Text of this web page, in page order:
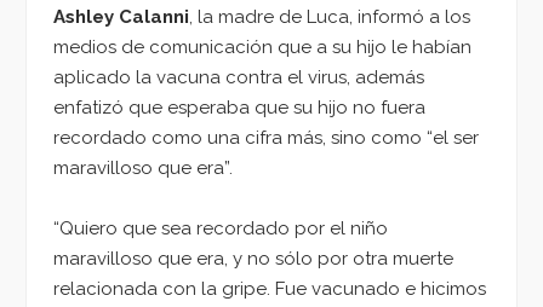
Ashley Calanni, la madre de Luca, informó a los
medios de comunicación que a su hijo le habían
aplicado la vacuna contra el virus, además
enfatizó que esperaba que su hijo no fuera
recordado como una cifra más, sino como “el ser
maravilloso que era”.
“Quiero que sea recordado por el niño
maravilloso que era, y no sólo por otra muerte
relacionada con la gripe. Fue vacunado e hicimos